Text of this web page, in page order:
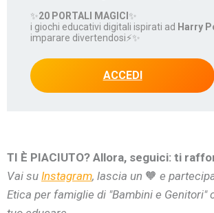
✨20 PORTALI MAGICI ✨
i giochi educativi digitali ispirati ad Harry
imparare divertendosi⚡✨
ACCEDI
TI È PIACIUTO? Allora, seguici: ti
Vai su Instagram, lascia un 🧡 e
Etica per famiglie di "Bambini e Genitori"